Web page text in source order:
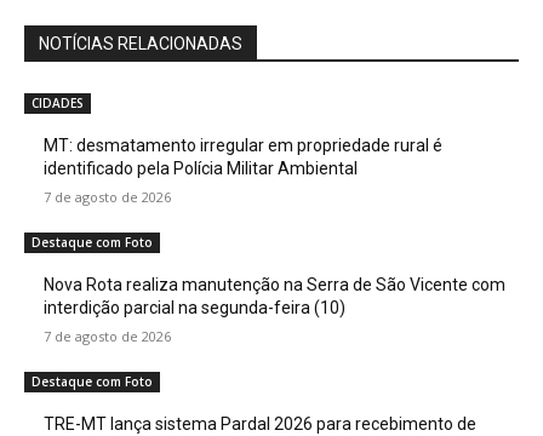
NOTÍCIAS RELACIONADAS
CIDADES
MT: desmatamento irregular em propriedade rural é
identificado pela Polícia Militar Ambiental
7 de agosto de 2026
Destaque com Foto
Nova Rota realiza manutenção na Serra de São Vicente com
interdição parcial na segunda-feira (10)
7 de agosto de 2026
Destaque com Foto
TRE-MT lança sistema Pardal 2026 para recebimento de